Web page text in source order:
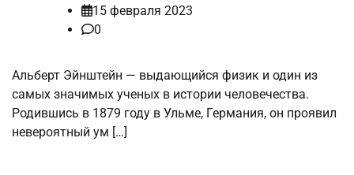
15 февраля 2023
0
Альберт Эйнштейн — выдающийся физик и один из
самых значимых ученых в истории человечества.
Родившись в 1879 году в Ульме, Германия, он проявил
невероятный ум […]